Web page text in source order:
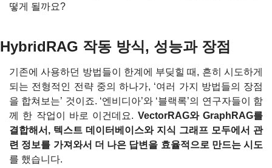
떻게 될까요?
HybridRAG 작동 방식, 성능과 장점
기존에 사용하던 방법들이 한계에 부딪힐 때, 흔히 시도하게
되는 전형적인 전략 중의 하나가, ‘여러 가지 방법들의 장점
을 합쳐보는’ 것이죠. ‘엔비디아’와 ‘블랙록’의 연구자들이 함
께 한 작업이 바로 이건데요. VectorRAG와 GraphRAG를
결합해서, 텍스트 데이터베이스와 지식 그래프 모두에서 관
련 정보를 가져와서 더 나은 답변을 효율적으로 만드는 시도
를 했습니다.